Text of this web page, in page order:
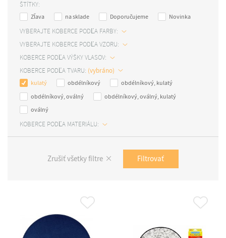
ŠTÍTKY:
Zľava
na sklade Doporučujeme
Novinka
VYBERAJTE KOBERCE PODĽA FARBY:
VYBERAJTE KOBERCE PODĽA VZORU:
KOBERCE PODĽA VÝŠKY VLASOV:
KOBERCE PODĽA TVARU:
kulatý
obdélníkový
obdélníkový, kulatý
obdélníkový, oválný
obdélníkový, oválný, kulatý
oválný
KOBERCE PODĽA MATERIÁLU:
Zrušiť všetky filtre Filtrovať